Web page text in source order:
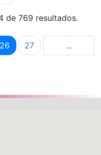
de 769 resultados.
Use TAB para
Página
26 Página
27 ...